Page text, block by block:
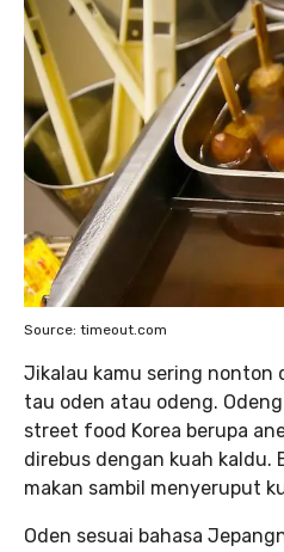
Source: timeout.com
Jikalau kamu sering nonton
tau oden atau odeng.
street food Korea berupa
direbus dengan kuah kaldu.
makan sambil menyeruput
Oden sesuai bahasa